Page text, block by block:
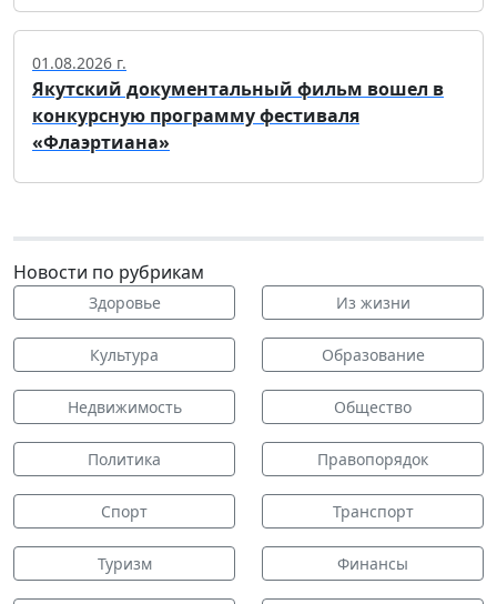
01.08.2026 г.
Якутский документальный фильм вошел в
конкурсную программу фестиваля
«Флаэртиана»
Новости по рубрикам
Здоровье Из жизни
Культура Образование
Недвижимость Общество
Политика Правопорядок
Спорт Транспорт
Туризм Финансы